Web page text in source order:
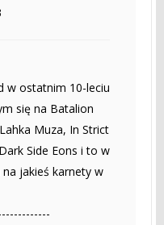
w ostatnim 10-leciu
się na Batalion
Muza, In Strict
Side Eons i to w
jakieś karnety w